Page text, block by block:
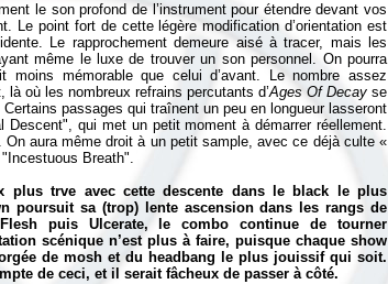
le son profond de l’instrument pour étendre devant vos
Le point fort de cette légère modification d’orientation est
Le rapprochement demeure aisé à tracer, mais les
même le luxe de trouver un son personnel. On pourra
moins mémorable que celui d’avant. Le nombre assez
où les nombreux refrains percutants d’Ages Of Decayse
passages qui traînent un peu en longueur lasseront
qui met un petit moment à démarrer réellement.
aura même droit à un petit sample, avec ce déjà culte «
Breath".
plus trve avec cette descente dans le black le plus
poursuit sa (trop) lente ascension dans les rangs de
puis Ulcerate, le combo continue de tourner
scénique n’est plus à faire, puisque chaque show
de mosh et du headbang le plus jouissif qui soit.
de ceci, et il serait fâcheux de passer à côté.